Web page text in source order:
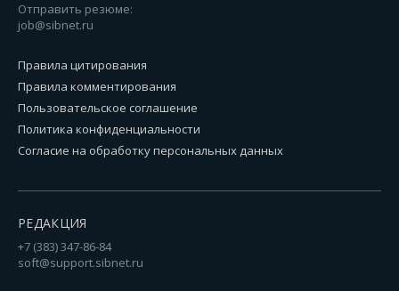
Отправить резюме:
job@sibnet.ru
Правила цитирования
Правила комментирования
Пользовательское соглашение
Политика конфиденциальности
Согласие на обработку персональных данных
РЕДАКЦИЯ
+7 (383) 347-86-84
soft@support.sibnet.ru